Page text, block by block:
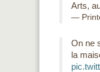
Arts,
—
On ne
la